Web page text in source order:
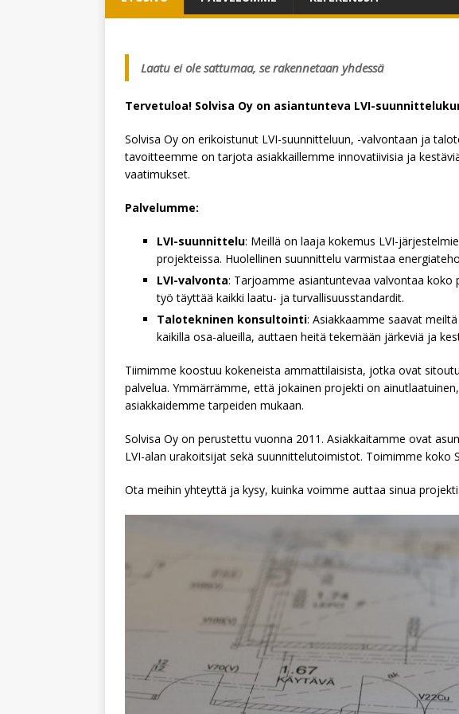
Laatu ei ole sattumaa, se rakennetaan yhdessä
Tervetuloa! Solvisa Oy on asiantunteva LVI-
Solvisa Oy on erikoistunut LVI-suunnitteluun, -valvontaan ja
tavoitteemme on tarjota asiakkaillemme innovatiivisia ja
vaatimukset.
Palvelumme:
LVI-suunnittelu: Meillä on laaja kokemus LVI-
projekteissa. Huolellinen suunnittelu varmistaa
LVI-valvonta: Tarjoamme asiantuntevaa valvontaa
työ täyttää kaikki laatu- ja turvallisuusstandardit.
Talotekninen konsultointi: Asiakkaamme saavat
kaikilla osa-alueilla, auttaen heitä tekemään järkeviä ja
Tiimimme koostuu kokeneista ammattilaisista, jotka ovat
palvelua. Ymmärrämme, että jokainen projekti on
asiakkaidemme tarpeiden mukaan.
Solvisa Oy on perustettu vuonna 2011. Asiakkaitamme ovat
LVI-alan urakoitsijat sekä suunnittelutoimistot. Toimimme koko
Ota meihin yhteyttä ja kysy, kuinka voimme auttaa sinua